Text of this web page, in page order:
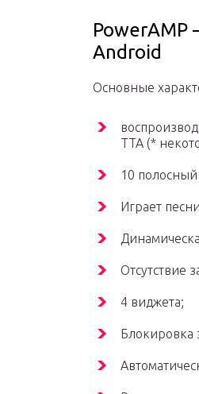
Android
Основные
TTA (*
10
Играет
Отсутствие
4 виджета;
Блокировка